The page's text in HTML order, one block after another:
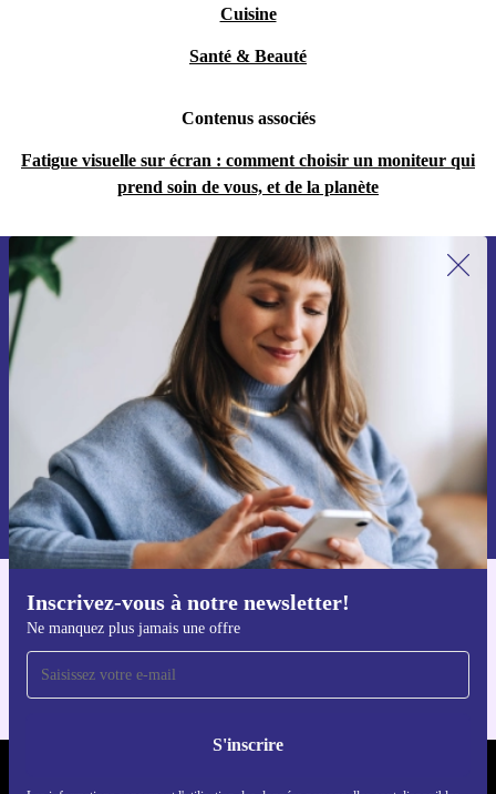
Cuisine
Santé & Beauté
Contenus associés
Fatigue visuelle sur écran : comment choisir un moniteur qui
prend soin de vous, et de la planète
Inscrivez-vous à notre newsletter!
Ne manquez plus jamais une offre
S'inscrire
Recevoir offres et infos de refurbed
par mail
Ne manquez plus aucune offre.
S'inscrire
Retrouvez les informations sur l'utilisation des données personnelles
dans notre
politique de confidentialité.
Téléchargez l'application refurbed
Pour iOS et Android